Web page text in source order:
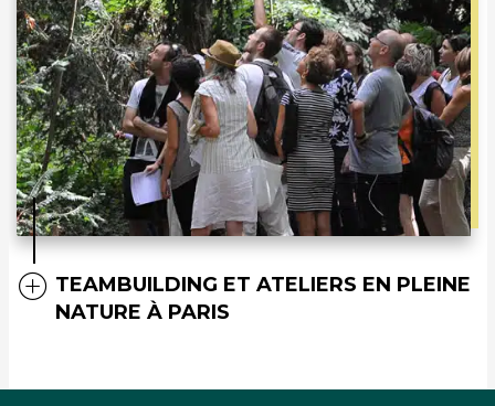
TEAMBUILDING ET ATELIERS EN PLEINE
NATURE À PARIS